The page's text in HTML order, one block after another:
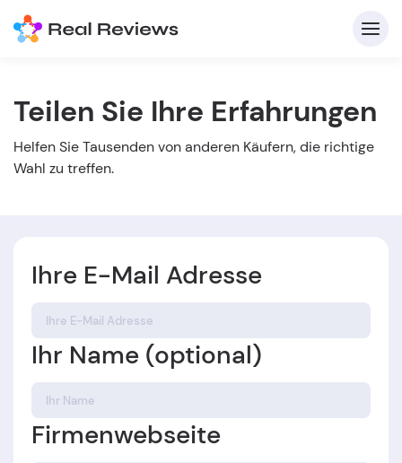
Teilen Sie Ihre Erfahrungen
Helfen Sie Tausenden von anderen Käufern, die richtige
Wahl zu treffen.
Ihre E-Mail Adresse
Ihr Name (optional)
Firmenwebseite